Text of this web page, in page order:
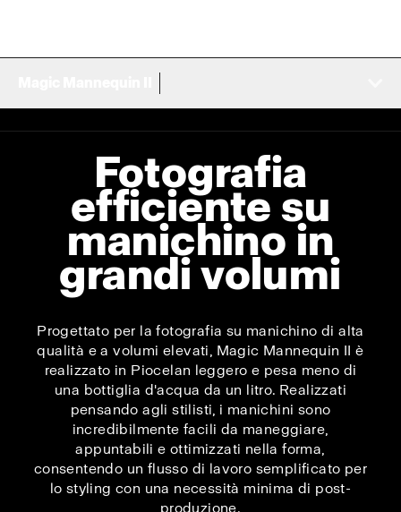
Fotografia
efficiente su
manichino in
grandi volumi
Progettato per la fotografia su manichino di alta
qualità e a volumi elevati, Magic Mannequin II è
realizzato in Piocelan leggero e pesa meno di
una bottiglia d'acqua da un litro. Realizzati
pensando agli stilisti, i manichini sono
incredibilmente facili da maneggiare,
appuntabili e ottimizzati nella forma,
consentendo un flusso di lavoro semplificato per
lo styling con una necessità minima di post-
produzione.